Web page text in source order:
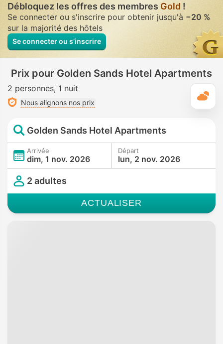
Débloquez les offres des membres Gold !
Se connecter ou s'inscrire pour obtenir jusqu'à −20 %
sur la majorité des hôtels
Se connecter ou s’inscrire
Prix pour Golden Sands Hotel Apartments
2 personnes 1 nuit
Nous alignons nos prix
Golden Sands Hotel Apartments
Arrivée
dim, 1 nov. 2026
Départ
lun, 2 nov. 2026
2 adultes
ACTUALISER